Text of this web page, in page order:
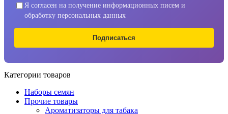
Я согласен на получение информационных писем и
обработку персональных данных
Подписаться
Категории товаров
Наборы семян
Прочие товары
Ароматизаторы для табака